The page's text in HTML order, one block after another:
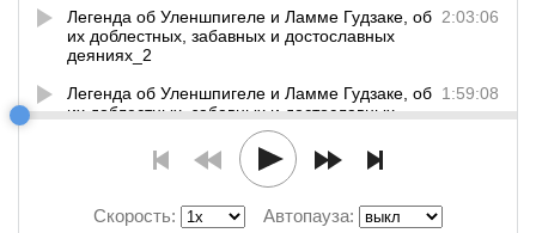
2:03:06
Легенда об Уленшпигеле и Ламме Гудзаке, об
их доблестных, забавных и достославных
деяниях_2
1:59:08
Легенда об Уленшпигеле и Ламме Гудзаке, об
их доблестных, забавных и достославных
Легенда об Уленшпигеле и Ламме Гудзаке, об
их доблестных, забавных и достославных
деяниях_4
Скорость: Автопауза: